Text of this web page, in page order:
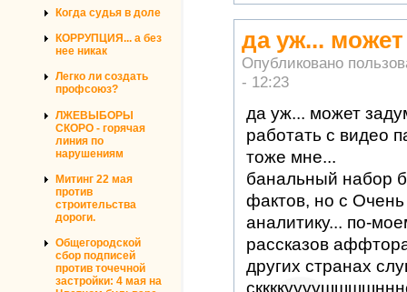
Когда судья в доле
КОРРУПЦИЯ... а без
нее никак
Легко ли создать
профсоюз?
ЛЖЕВЫБОРЫ
СКОРО - горячая
линия по
нарушениям
Митинг 22 мая
против
строительства
дороги.
Общегородской
сбор подписей
против точечной
застройки: 4 мая на
да уж...
Опубликовано
- 12:23
да уж... может
работать с видео
тоже мне...
банальный набор
фактов, но с
аналитику... по-
рассказов
других странах